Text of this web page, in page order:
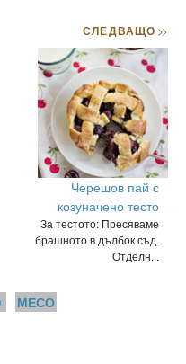
СЛЕДВАЩО>>
Черешов пай с
козуначено тесто
За тестото: Пресяваме
брашното в дълбок съд.
Отделн...
МЕСО